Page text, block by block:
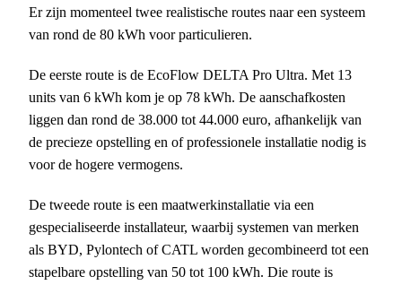
Er zijn momenteel twee realistische routes naar een systeem
van rond de 80 kWh voor particulieren.
De eerste route is de EcoFlow DELTA Pro Ultra. Met 13
units van 6 kWh kom je op 78 kWh. De aanschafkosten
liggen dan rond de 38.000 tot 44.000 euro, afhankelijk van
de precieze opstelling en of professionele installatie nodig is
voor de hogere vermogens.
De tweede route is een maatwerkinstallatie via een
gespecialiseerde installateur, waarbij systemen van merken
als BYD, Pylontech of CATL worden gecombineerd tot een
stapelbare opstelling van 50 tot 100 kWh. Die route is